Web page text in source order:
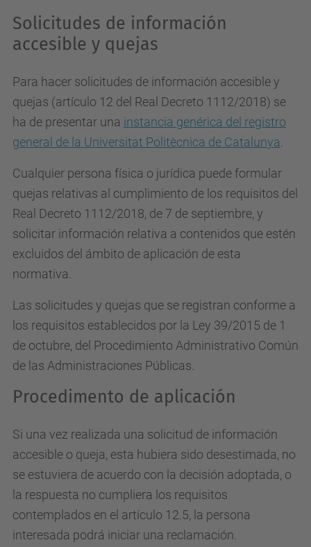
Solicitudes de información
accesible y quejas
Para hacer solicitudes de información accesible y
quejas (artículo 12 del Real Decreto 1112/2018) se
ha de presentar una instancia genérica del registro
general de la Universitat Politècnica de Catalunya
Cualquier persona física o jurídica puede formular
quejas relativas al cumplimiento de los requisitos del
Real Decreto 1112/2018, de 7 de septiembre, y
solicitar información relativa a contenidos que estén
excluidos del ámbito de aplicación de esta
normativa.
Las solicitudes y quejas que se registran conforme a
los requisitos establecidos por la Ley 39/2015 de 1
de octubre, del Procedimiento Administrativo Común
de las Administraciones Públicas.
Procedimento de aplicación
Si una vez realizada una solicitud de información
accesible o queja, esta hubiera sido desestimada, no
se estuviera de acuerdo con la decisión adoptada, o
la respuesta no cumpliera los requisitos
contemplados en el artículo 12.5, la persona
interesada podrá iniciar una reclamación.